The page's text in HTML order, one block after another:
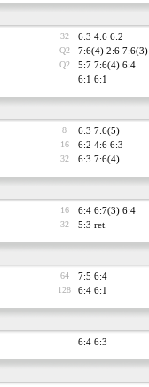
32 6:3 4:6 6:2
Q2 7:6(4) 2:6 7:6(3)
Q2 5:7 7:6(4) 6:4
6:1 6:1
8 6:3 7:6(5)
16 6:2 4:6 6:3
32 6:3 7:6(4)
16 6:4 6:7(3) 6:4
32 5:3 ret.
64 7:5 6:4
128 6:4 6:1
6:4 6:3